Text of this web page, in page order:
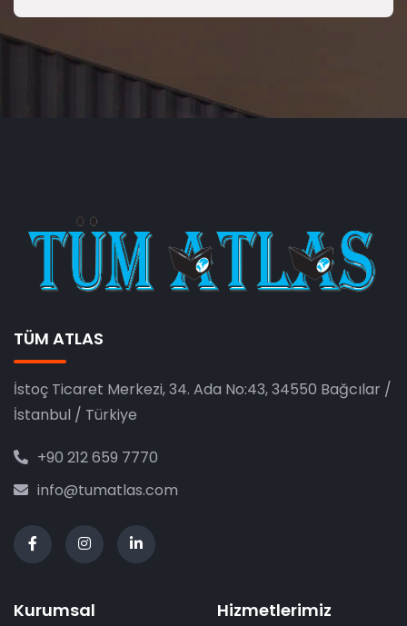
TÜM ATLAS
İstoç Ticaret Merkezi, 34. Ada No:43, 34550 Bağcılar /
İstanbul / Türkiye
+90 212 659 7770
info@tumatlas.com
Kurumsal Hizmetlerimiz